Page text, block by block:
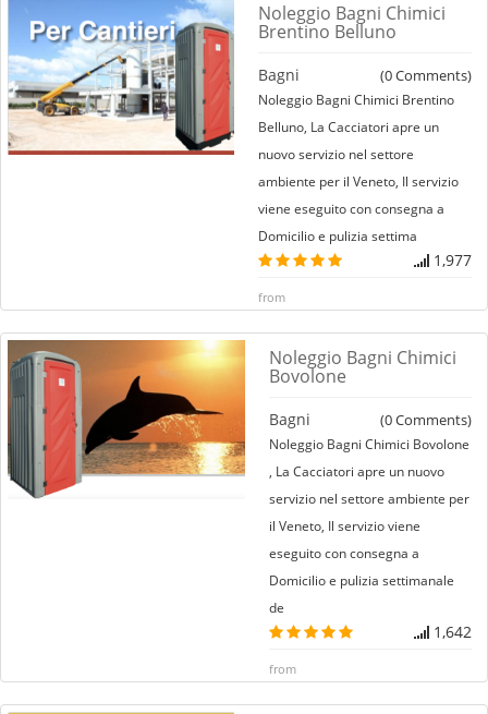
Noleggio Bagni Chimici
Brentino Belluno
Bagni (0Comments)
Noleggio Bagni Chimici Brentino
Belluno, La Cacciatori apre un
nuovo servizio nel settore
ambiente per il Veneto, Il servizio
viene eseguito con consegna a
Domicilio e pulizia settima
1,977
from
Noleggio Bagni Chimici
Bovolone
Bagni (0Comments)
Noleggio Bagni Chimici Bovolone
, La Cacciatori apre un nuovo
servizio nel settore ambiente per
il Veneto, Il servizio viene
eseguito con consegna a
Domicilio e pulizia settimanale
de
1,642
from